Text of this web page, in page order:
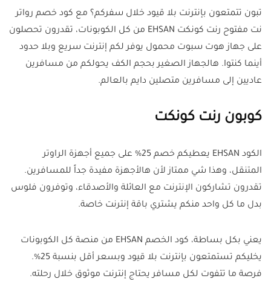
تبون تتمتعون بإنترنت بلا قيود خلال سفركم؟ مع كود خصم رواتر
نت مفتوح رنت كونكت EHSAN من كل الكوبونات، تقدرون تحصلون
على جهاز هوت سبوت محمول يوفر لكم إنترنت سريع وبلا حدود
أينما كنتوا. هالجهاز الصغير بحجم الكف يحولكم من مسافرين
عاديين إلى مسافرين متصلين دايم بالعالم.
كوبون رنت كونكت
الكود EHSAN يعطيكم خصم 25% على جميع أجهزة الراوتر
المتنقل، وهذا شي ممتاز لأن هالأجهزة مفيدة جداً للمسافرين.
تقدرون تشاركون الإنترنت مع العائلة والأصدقاء، وتوفرون فلوس
بدل ما كل واحد منكم يشتري باقة إنترنت خاصة.
يعني بكل بساطة، كود الخصم EHSAN من منصة كل الكوبونات
يخليكم تستمتعون بإنترنت بلا قيود وبسعر أقل بنسبة 25%.
فرصة ما تتفوت لكل مسافر يحتاج إنترنت موثوق خلال رحلته.